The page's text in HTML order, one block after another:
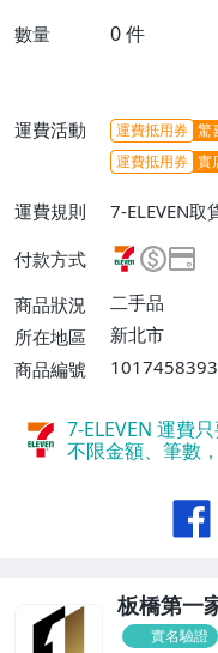
數量 0件
運費活動 運費抵用券 驚
運費抵用券 實
運費規則
7-ELEVEN
貨不付款【
件運費$55
不寄送【免運
付款方式
商品狀況
二手品
所在地區
新北市
商品編號
7-ELEVEN 運費
不限金額、筆數
板橋第一
實名驗證